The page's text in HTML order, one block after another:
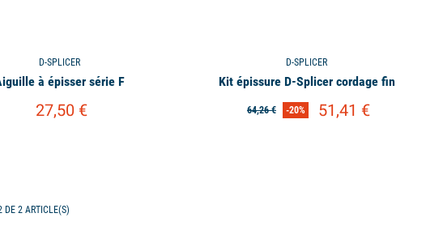
D-SPLICER
à épisser série F
27,50 €
D-SPLICER
Kit épissure D-Splicer cordage fin
64,26 € -20% 51,41 €
DE 2 ARTICLE(S)